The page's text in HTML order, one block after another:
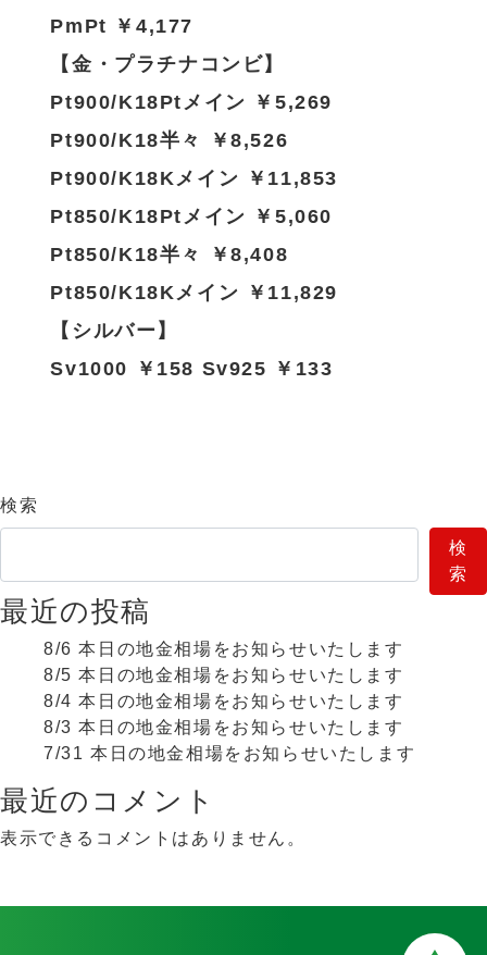
PmPt ￥4,177
【金・プラチナコンビ】
Pt900/K18Ptメイン ￥5,269
Pt900/K18半々 ￥8,526
Pt900/K18Kメイン ￥11,853
Pt850/K18Ptメイン ￥5,060
Pt850/K18半々 ￥8,408
Pt850/K18Kメイン ￥11,829
【シルバー】
Sv1000 ￥158 Sv925 ￥133
検索
検
索
最近の投稿
8/6 本日の地金相場をお知らせいたします
8/5 本日の地金相場をお知らせいたします
8/4 本日の地金相場をお知らせいたします
8/3 本日の地金相場をお知らせいたします
7/31 本日の地金相場をお知らせいたします
最近のコメント
表示できるコメントはありません。